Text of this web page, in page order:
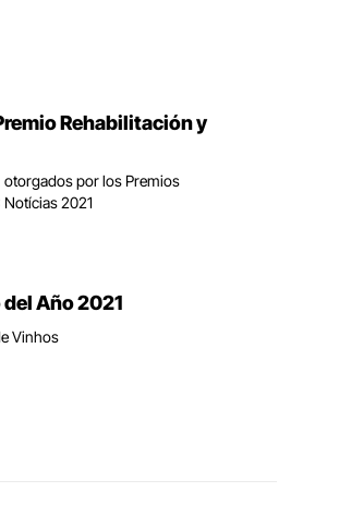
Rehabilitación y
otorgados por los Premios
2021
Año 2021
Vinhos